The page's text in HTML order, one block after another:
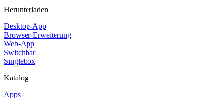
Herunterladen
Desktop-App
Browser-Erweiterung
Web-App
Switchbar
Singlebox
Katalog
Apps